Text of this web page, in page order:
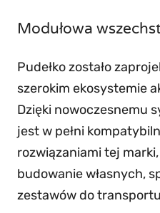
a
c
e
s
o
r
i
a
Modułowa
Pudełko zostało
szerokim ekosystemie
Dzięki nowoczesnemu
jest w pełni
rozwiązaniami tej
budowanie własnych,
zestawów do